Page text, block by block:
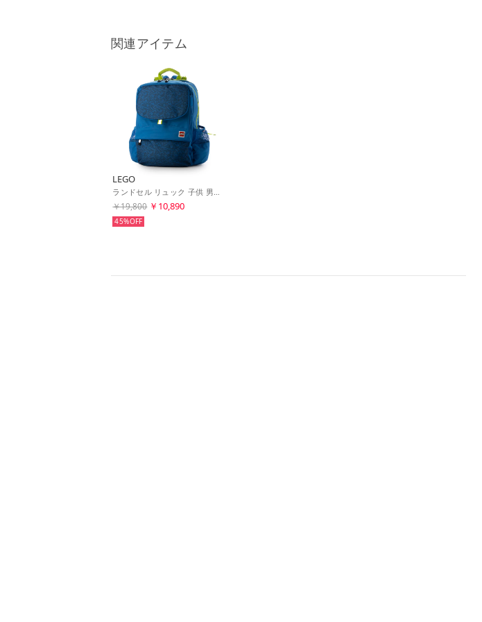
関連アイテム
LEGO
ランドセル リュック 子供 男の子 女の子 バックパック Hansen 通学 通塾 A4 ランリュック スクールバッグ 小学生 24L (Blue/Navy) （Blue/Navy）
￥19,800 ￥10,890
45%